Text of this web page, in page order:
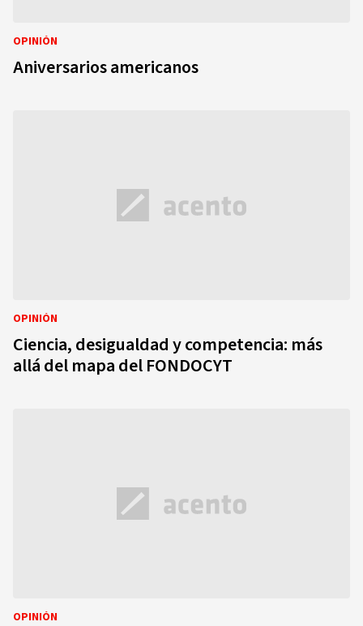
OPINIÓN
Aniversarios americanos
OPINIÓN
Ciencia, desigualdad y competencia: más
allá del mapa del FONDOCYT
OPINIÓN